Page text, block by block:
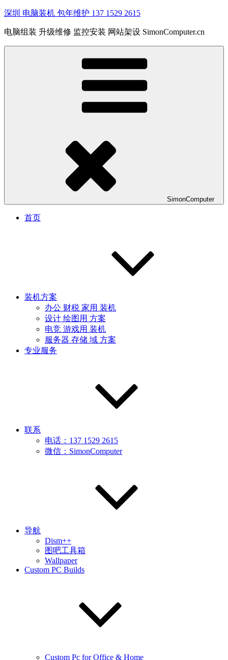
深圳 电脑装机 包年维护 137 1529 2615
电脑组装 升级维修 监控安装 网站架设 SimonComputer.cn
SimonComputer
首页
装机方案
办公 财税 家用 装机
设计 绘图用 方案
电竞 游戏用 装机
服务器 存储 域 方案
专业服务
联系
电话：137 1529 2615
微信：SimonComputer
导航
Dism++
图吧工具箱
Wallpaper
Custom PC Builds
Custom Pc for Office & Home